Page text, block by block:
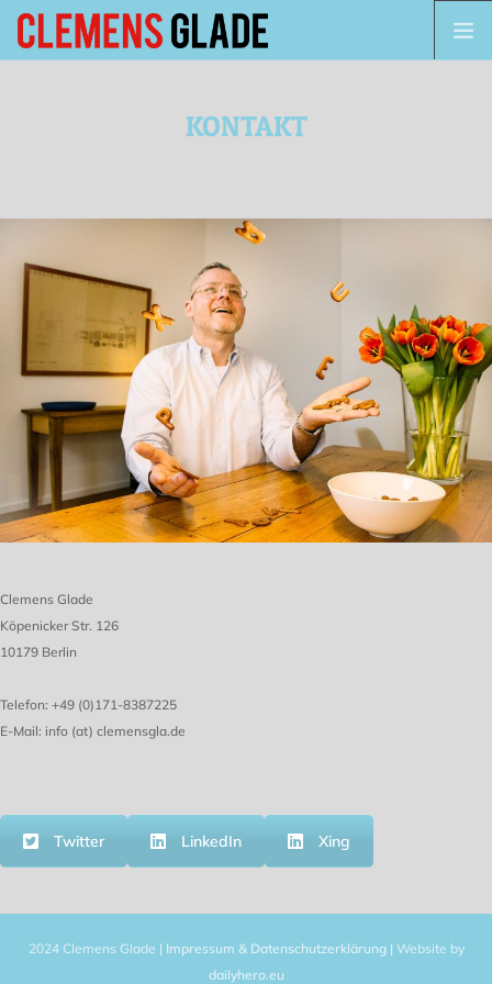
KONTAKT
Clemens Glade
Köpenicker Str. 126
10179 Berlin
Telefon: +49 (0)171-8387225
E-Mail: info (at) clemensgla.de
Twitter LinkedIn Xing
2024 Clemens Glade | Impressum & Datenschutzerklärung| Website by
dailyhero.eu